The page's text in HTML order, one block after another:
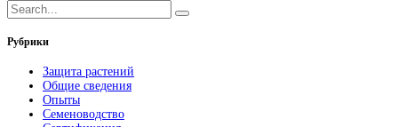
Рубрики
Защита растений
Общие сведения
Опыты
Семеноводство